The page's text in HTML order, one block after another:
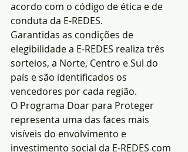
acordo com o código de ética e de
conduta da E-REDES.
Garantidas as condições de
elegibilidade a E-REDES realiza três
sorteios, a Norte, Centro e Sul do
país e são identificados os
vencedores por cada região.
O Programa Doar para Proteger
representa uma das faces mais
visíveis do envolvimento e
investimento social da E-REDES com